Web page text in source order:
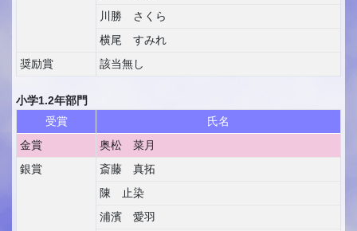
川勝 さくら
横尾 すみれ
奨励賞
該当無し
小学1.2年部門
受賞
氏名
金賞
奥松 菜月
銀賞
斎藤 真拓
陳 止染
浦濱 愛羽